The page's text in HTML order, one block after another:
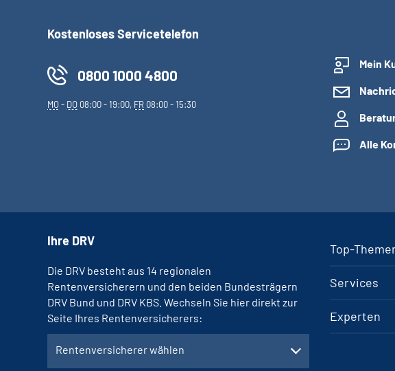
Kostenloses Servicetelefon
0800 1000 4800
MO- DO 08:00 - 19:00, FR 08:00 - 15:30
Mein
Alle
Top-
Services
Experten
Ihre DRV
Die DRV besteht aus 14 regionalen
Rentenversicherern und den beiden Bundesträgern
DRV Bund und DRV KBS. Wechseln Sie hier direkt zur
Seite Ihres Rentenversicherers:
Rentenversicherer wählen